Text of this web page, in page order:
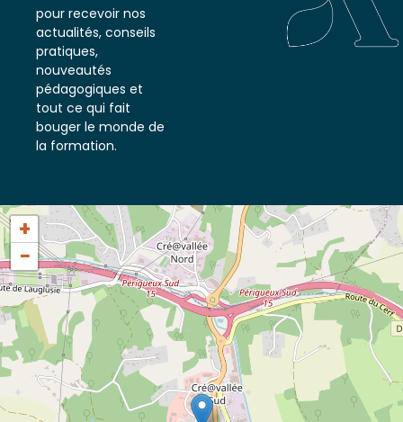
notre newsletter
pour recevoir nos
actualités, conseils
pratiques,
nouveautés
pédagogiques et
tout ce qui fait
bouger le monde de
+
−